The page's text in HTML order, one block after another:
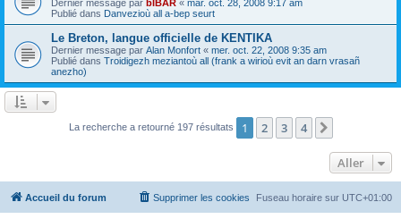
Dernier message par bIBAR « mar. oct. 28, 2008 9:17 am
Publié dans Danvezioù all a-bep seurt
Le Breton, langue officielle de KENTIKA
Dernier message par Alan Monfort « mer. oct. 22, 2008 9:35 am
Publié dans Troidigezh meziantoù all (frank a wirioù evit an darn vrasañ
anezho)
La recherche a retourné 197 résultats 1 2 3 4
Aller
Accueil du forum Fuseau horaire sur UTC+01:00
Supprimer les cookies